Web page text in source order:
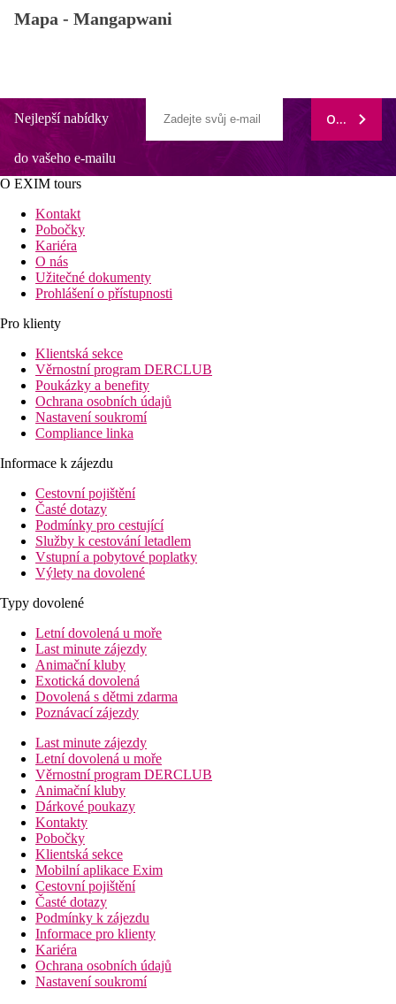
Mapa - Mangapwani
Nejlepší nabídky
do vašeho e-mailu
ODEBÍRAT
O EXIM tours
Kontakt
Pobočky
Kariéra
O nás
Užitečné dokumenty
Prohlášení o přístupnosti
Pro klienty
Klientská sekce
Věrnostní program DERCLUB
Poukázky a benefity
Ochrana osobních údajů
Nastavení soukromí
Compliance linka
Informace k zájezdu
Cestovní pojištění
Časté dotazy
Podmínky pro cestující
Služby k cestování letadlem
Vstupní a pobytové poplatky
Výlety na dovolené
Typy dovolené
Letní dovolená u moře
Last minute zájezdy
Animační kluby
Exotická dovolená
Dovolená s dětmi zdarma
Poznávací zájezdy
Last minute zájezdy
Letní dovolená u moře
Věrnostní program DERCLUB
Animační kluby
Dárkové poukazy
Kontakty
Pobočky
Klientská sekce
Mobilní aplikace Exim
Cestovní pojištění
Časté dotazy
Podmínky k zájezdu
Informace pro klienty
Kariéra
Ochrana osobních údajů
Nastavení soukromí